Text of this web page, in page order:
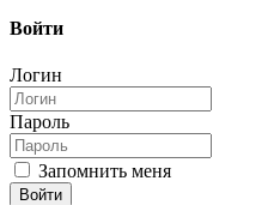
Войти
Логин
Пароль
Запомнить меня
Войти